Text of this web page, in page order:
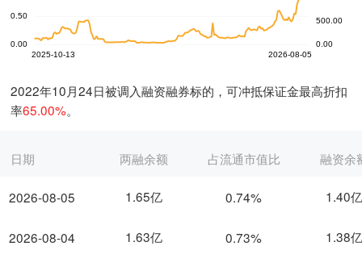
2022年10月24日被调入融资融券标的，可冲抵保证金最高折扣
率65.00%。
日期
2026-08-05
2026-08-04
两融余额 占流通市值比 融资余
1.65亿 0.74% 1.40亿
1.63亿 0.73% 1.38亿